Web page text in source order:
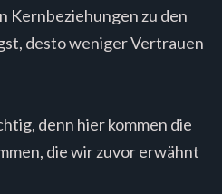
Kernbeziehungen zu den
desto weniger Vertrauen
denn hier kommen die
die wir zuvor erwähnt